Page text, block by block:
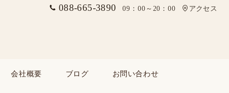
088-665-3890 09：00～20：00 アクセス
会社概要 ブログ お問い合わせ